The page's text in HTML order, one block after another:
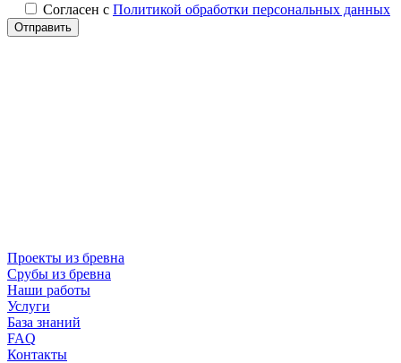
Согласен с Политикой обработки персональных данных
Проекты из бревна
Срубы из бревна
Наши работы
Услуги
База знаний
FAQ
Контакты